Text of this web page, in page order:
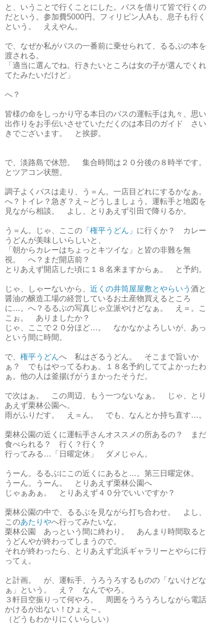
と、いうことで行くことにした。バスを借りて皆で行くの
だという。参加費5000円。フィリピン人Aも、息子も行く
という。 ええやん。
で、なぜか私がバスの一番前に乗せられて、るるぶの本を
渡される。
「適当に選んでね。行きたいところは女の子が選んでくれ
てたみたいだけど」
へ？
皆様の命をしっかり守る本日のバスの運転手は丸々、思い
出作りをお手伝いさせていただくのは本日のガイド さい
きでございます。 と挨拶。
で、淡路島で休憩。 集合時間は２０分後の８時半です。
とツアコン状態。
調子よくバスは走り、う＝ん。一店目どれにするかなぁ。
へ？トイレ？急ぎ？え～どうしましょう。運転手と地図を
見ながら相談。 よし、とりあえず引田で降りるか。
う＝ん。じゃ、ここの 「権平うどん」 に行くか？ カレー
うどんが美味しいらしいと、
「朝からカレーはちょっとキツイな」と皆の非難を無
視。 へ？まだ開店前？
とりあえず開店した頃に１８名来ますからぁ。 と予約。
じゃ、しゃーないから、 近くの井筒屋屋敷とやらいう 酒と
醤油の醸造工場の経営しているお土産物買えるところ
に…。へ？るるぶの写真じゃ立派やけどなぁ。 え＝。こ
こぉ。 ありましたか？
じゃ、ここで２０分ほど…。 なかなかよろしいが、あっ
という間に時間。
で、 権平うどんへ 私はざるうどん。 そこまで旨いか
ぁ？ でもはやってるわぁ。１８名予約しててよかったわ
ぁ。他の人は釜揚げがうまかったそうだ。
で次はぁ。 この周辺、もう一つないなぁ。 じゃ、とり
あえず栗林公園へ。
雨がふりだす。 え＝ん。 でも、なんとか持ち直す…。
栗林公園の近くに運転手さんオススメの所あるの？ まだ
食べられる？ 行く？行く？
行ってみる…「日曜定休」 ダメじゃん。
うーん。るるぶにこの近くにあると…。第三日曜定休。
うーん。うーん。 とりあえず栗林公園へ
じゃぁあぁ。 とりあえず４０分でいいですか？
栗林公園の中で、るるぶを見ながら打ち合わせ。 よし、
このあたりやへ行ってみたいな。
栗林公園 あっという間に終わり。 あんまり時間取ると
うどんやが終わってしまうので。
それが終わったら、とりあえず北浜ギャラリーとやらに行
ってぇ。
と計画。 が、運転手、うろうろするものの「ないけどな
ぁ」という。 え？ なんでやろ。
３軒目空振りって何やろ。 周囲をうろうろしながら電話
かけるが出ない！ひょえ～。
（どうもわかりにくいらしい）